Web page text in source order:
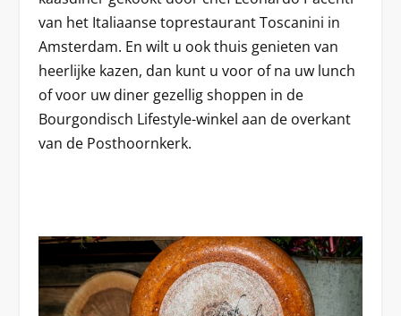
van het Italiaanse toprestaurant Toscanini in
Amsterdam. En wilt u ook thuis genieten van
heerlijke kazen, dan kunt u voor of na uw lunch
of voor uw diner gezellig shoppen in de
Bourgondisch Lifestyle-winkel aan de overkant
van de Posthoornkerk.